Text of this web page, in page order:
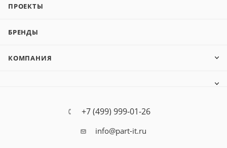
ПРОЕКТЫ
БРЕНДЫ
КОМПАНИЯ
+7 (499) 999-01-26
info@part-it.ru